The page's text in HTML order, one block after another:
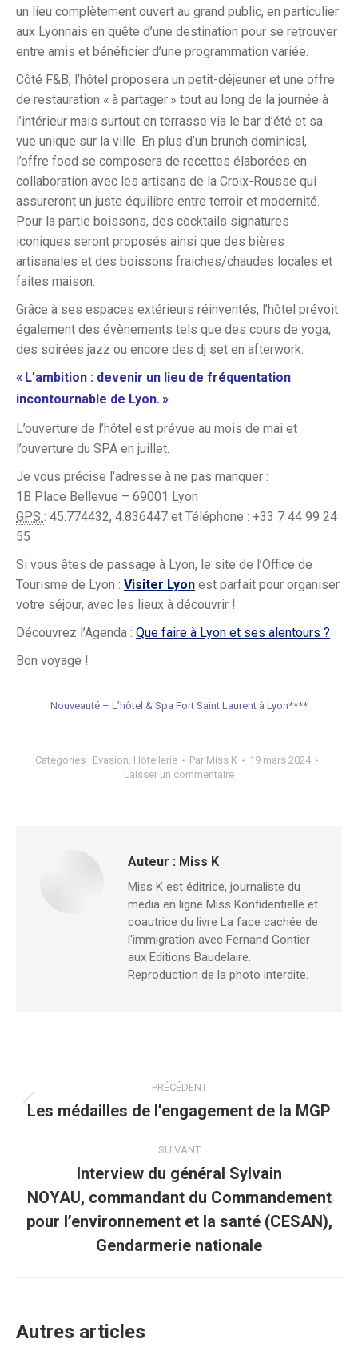
un lieu complètement ouvert au grand public, en particulier
aux Lyonnais en quête d’une destination pour se retrouver
entre amis et bénéficier d’une programmation variée.
Côté F&B, l’hôtel proposera un petit-déjeuner et une offre
de restauration « à partager » tout au long de la journée à
l’intérieur mais surtout en terrasse via le bar d’été et sa
vue unique sur la ville. En plus d’un brunch dominical,
l’offre food se composera de recettes élaborées en
collaboration avec les artisans de la Croix-Rousse qui
assureront un juste équilibre entre terroir et modernité.
Pour la partie boissons, des cocktails signatures
iconiques seront proposés ainsi que des bières
artisanales et des boissons fraiches/chaudes locales et
faites maison.
Grâce à ses espaces extérieurs réinventés, l’hôtel prévoit
également des évènements tels que des cours de yoga,
des soirées jazz ou encore des dj set en afterwork.
« L’ambition : devenir un lieu de fréquentation
incontournable de Lyon. »
L’ouverture de l’hôtel est prévue au mois de mai et
l’ouverture du SPA en juillet.
Je vous précise l’adresse à ne pas manquer :
1B Place Bellevue – 69001 Lyon
GPS : 45.774432, 4.836447 et Téléphone : Téléphone
+33 7 44 99 24
55
Si vous êtes de passage à Lyon, le site de l’Office de
Tourisme de Lyon : Visiter Lyon est parfait pour organiser
votre séjour, avec les lieux à découvrir !
Découvrez l’Agenda : Que faire à Lyon et ses alentours ?
Bon voyage !
Nouveauté – L’hôtel & Spa Fort Saint Laurent à Lyon****
Catégories : Evasion, Hôtellerie Par Miss K
19 mars 2024
Laisser un commentaire
Auteur : Miss K
Miss K est éditrice, journaliste du
media en ligne Miss Konfidentielle et
coautrice du livre La face cachée de
l'immigration avec Fernand Gontier
aux Editions Baudelaire.
Reproduction de la photo interdite.
article
PRÉCÉDENT
Article
:
Les médailles de l’engagement de la MGP
SUIVANT
suivant
:
Interview du général Sylvain
NOYAU, commandant du Commandement
pour l’environnement et la santé (CESAN),
Gendarmerie nationale
Autres articles